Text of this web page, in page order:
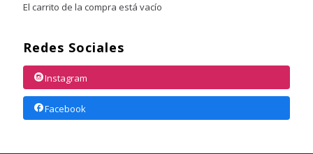
El carrito de la compra está vacío
Redes Sociales
Instagram
Facebook